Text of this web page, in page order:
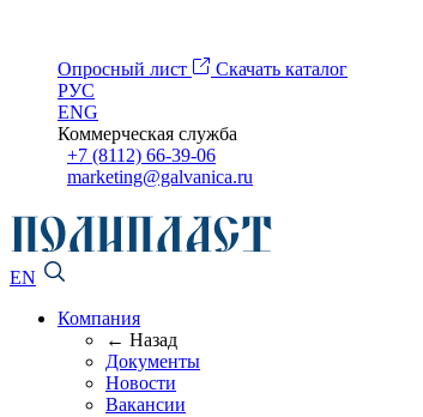
Опросный лист
Скачать каталог
РУС
ENG
Коммерческая служба
+7 (8112) 66-39-06
marketing@galvanica.ru
EN
Компания
← Назад
Документы
Новости
Вакансии